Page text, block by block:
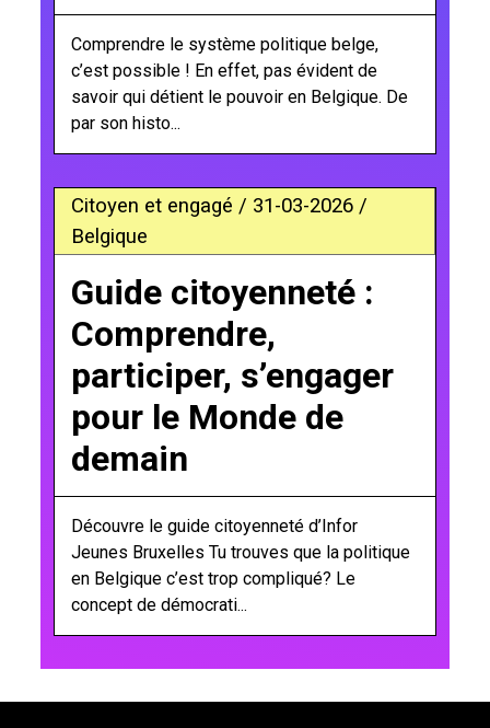
Comprendre le système politique belge,
c’est possible ! En effet, pas évident de
savoir qui détient le pouvoir en Belgique. De
par son histo...
Citoyen et engagé / 31-03-2026 /
Belgique
Guide citoyenneté :
Comprendre,
participer, s’engager
pour le Monde de
demain
Découvre le guide citoyenneté d’Infor
Jeunes Bruxelles Tu trouves que la politique
en Belgique c’est trop compliqué? Le
concept de démocrati...